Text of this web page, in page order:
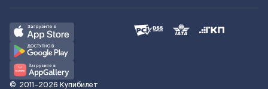
© 2011–2026 Купибилет